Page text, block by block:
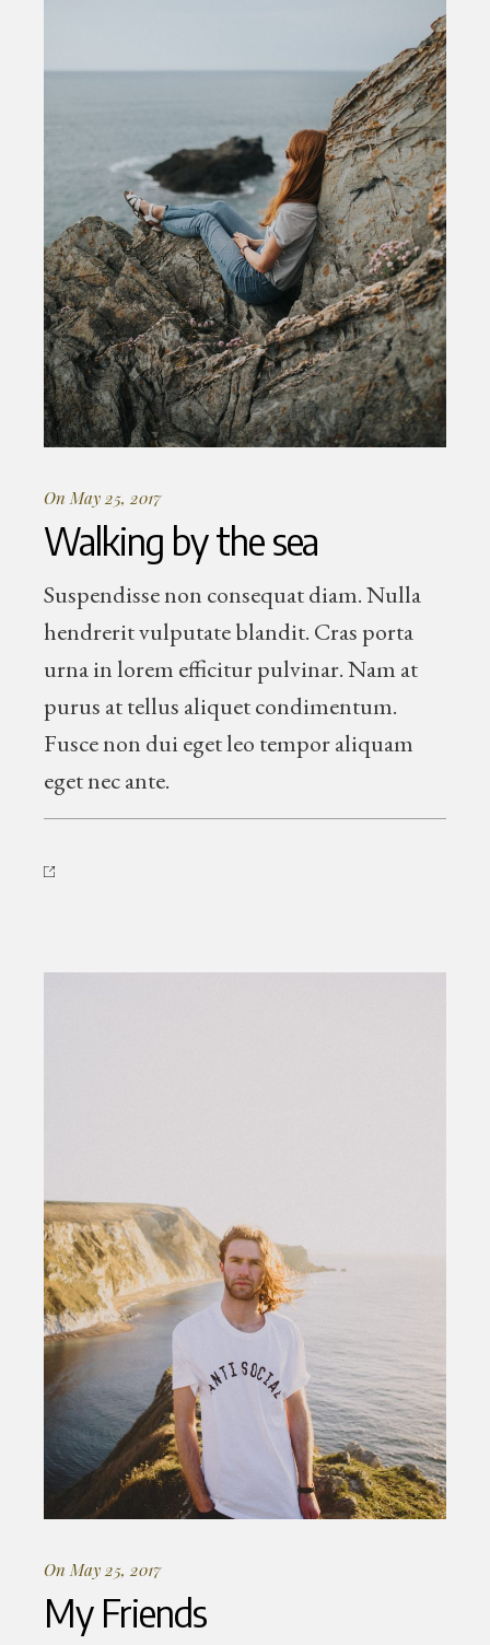
On May 25, 2017
Walking by the sea
Suspendisse non consequat diam. Nulla
hendrerit vulputate blandit. Cras porta
urna in lorem efficitur pulvinar. Nam at
purus at tellus aliquet condimentum.
Fusce non dui eget leo tempor aliquam
eget nec ante.
On May 25, 2017
My Friends